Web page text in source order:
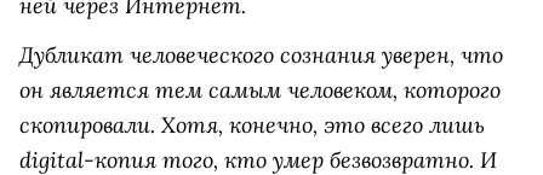
Дубликат человеческого сознания уверен, что
он является тем самым человеком, которого
скопировали. Хотя, конечно, это всего лишь
digital-копия того, кто умер безвозвратно. И